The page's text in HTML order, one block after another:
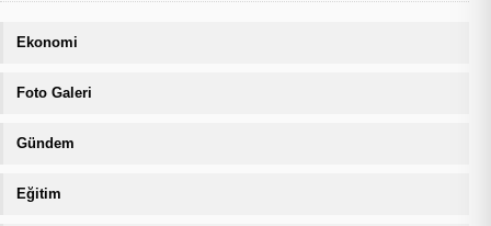
Ekonomi
Foto Galeri
Gündem
Eğitim